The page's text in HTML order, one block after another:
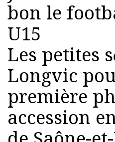
bon le
U15
Les petites
Longvic
première
accession